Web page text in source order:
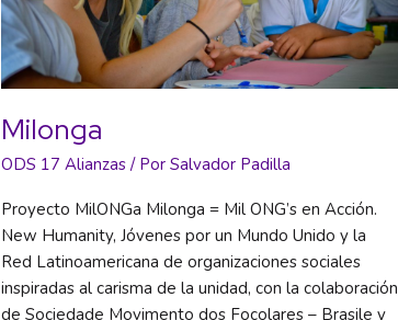
Milonga
ODS 17 Alianzas/ Por Salvador Padilla
Proyecto MilONGa Milonga = Mil ONG’s en Acción.
New Humanity, Jóvenes por un Mundo Unido y la
Red Latinoamericana de organizaciones sociales
inspiradas al carisma de la unidad, con la colaboración
de Sociedade Movimento dos Focolares – Brasile y